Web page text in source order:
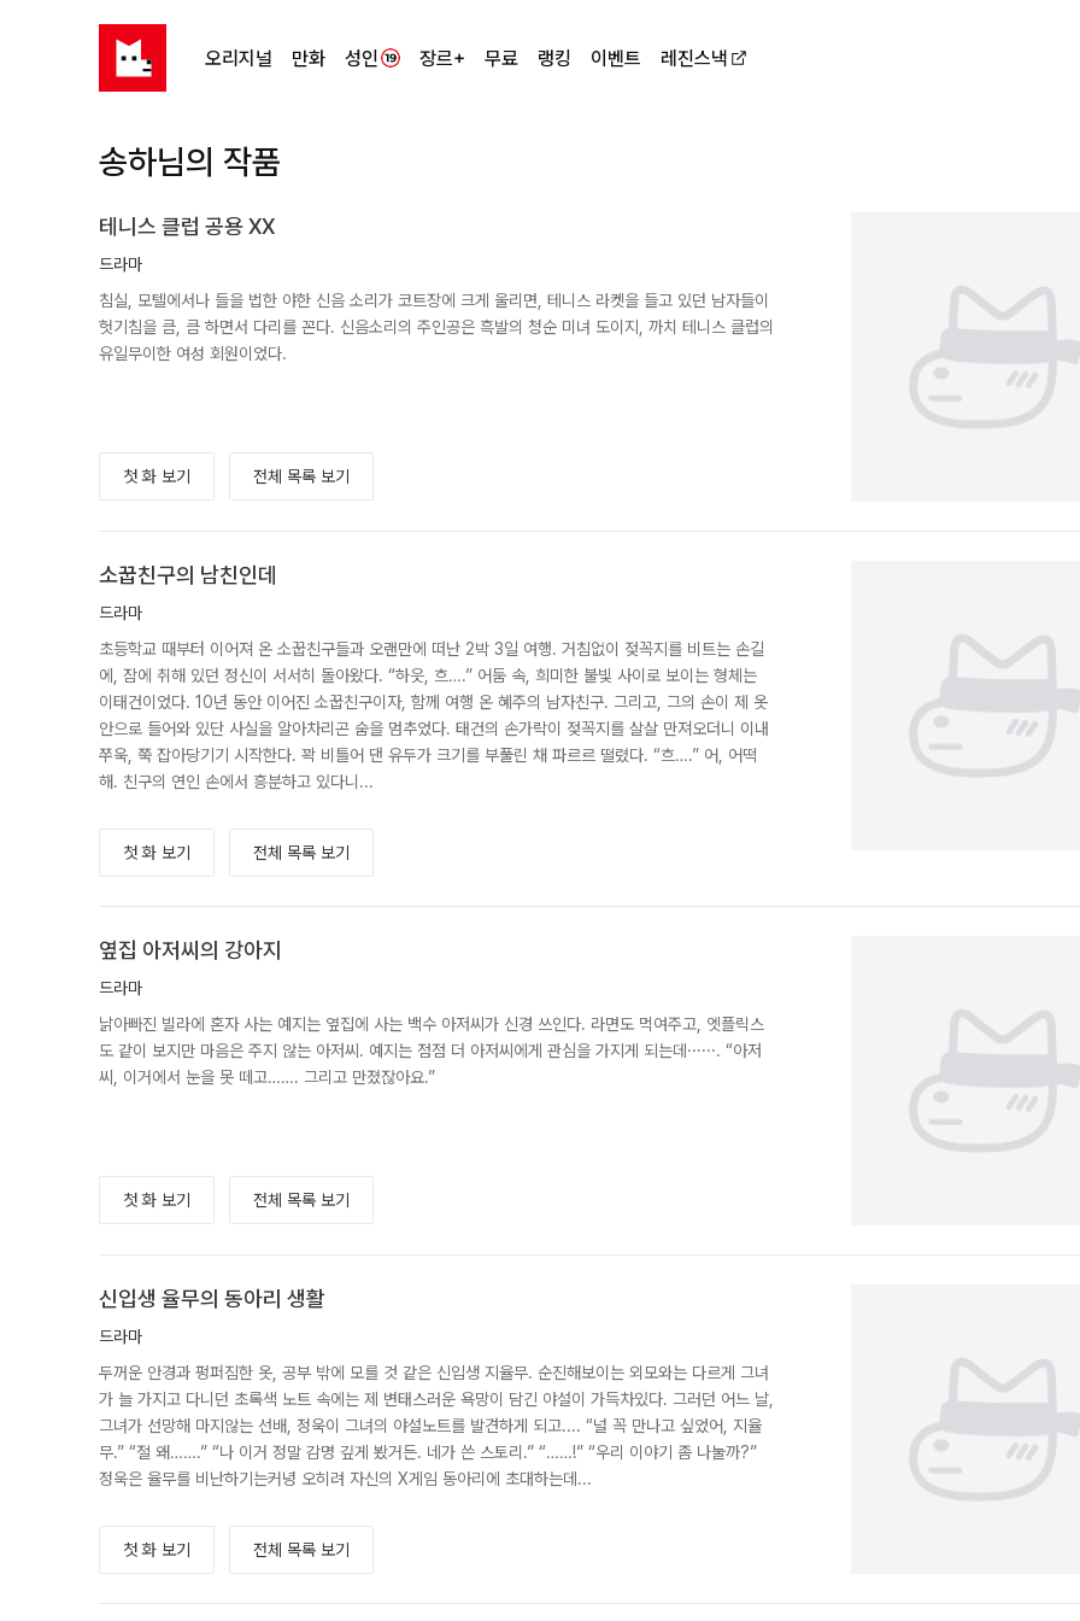
오리지널 만화 성인 장르+ 무료 랭킹 이벤트 레진스낵
송하님의 작품
테니스 클럽 공용 XX
드라마
침실, 모텔에서나 들을 법한 야한 신음 소리가 코트장에 크게 울리면, 테니스 라켓을 들고 있던 남자들이
헛기침을 큼, 큼 하면서 다리를 꼰다. 신음소리의 주인공은 흑발의 청순 미녀 도이지, 까치 테니스 클럽의
유일무이한 여성 회원이었다.
첫 화 보기 전체 목록 보기
소꿉친구의 남친인데
드라마
초등학교 때부터 이어져 온 소꿉친구들과 오랜만에 떠난 2박 3일 여행. 거침없이 젖꼭지를 비트는 손길
에, 잠에 취해 있던 정신이 서서히 돌아왔다. “하읏, 흐….” 어둠 속, 희미한 불빛 사이로 보이는 형체는
이태건이었다. 10년 동안 이어진 소꿉친구이자, 함께 여행 온 혜주의 남자친구. 그리고, 그의 손이 제 옷
안으로 들어와 있단 사실을 알아차리곤 숨을 멈추었다. 태건의 손가락이 젖꼭지를 살살 만져오더니 이내
쭈욱, 쭉 잡아당기기 시작한다. 꽉 비틀어 댄 유두가 크기를 부풀린 채 파르르 떨렸다. “흐….” 어, 어떡
해. 친구의 연인 손에서 흥분하고 있다니...
첫 화 보기 전체 목록 보기
옆집 아저씨의 강아지
드라마
낡아빠진 빌라에 혼자 사는 예지는 옆집에 사는 백수 아저씨가 신경 쓰인다. 라면도 먹여주고, 엣플릭스
도 같이 보지만 마음은 주지 않는 아저씨. 예지는 점점 더 아저씨에게 관심을 가지게 되는데······. “아저
씨, 이거에서 눈을 못 떼고……. 그리고 만졌잖아요.”
첫 화 보기 전체 목록 보기
신입생 율무의 동아리 생활
드라마
두꺼운 안경과 펑퍼짐한 옷, 공부 밖에 모를 것 같은 신입생 지율무. 순진해보이는 외모와는 다르게 그녀
가 늘 가지고 다니던 초록색 노트 속에는 제 변태스러운 욕망이 담긴 야설이 가득차있다. 그러던 어느 날,
그녀가 선망해 마지않는 선배, 정욱이 그녀의 야설노트를 발견하게 되고.... “널 꼭 만나고 싶었어, 지율
무.” “절 왜…….” “나 이거 정말 감명 깊게 봤거든. 네가 쓴 스토리.” “……!” “우리 이야기 좀 나눌까?”
정욱은 율무를 비난하기는커녕 오히려 자신의 X게임 동아리에 초대하는데...
첫 화 보기 전체 목록 보기